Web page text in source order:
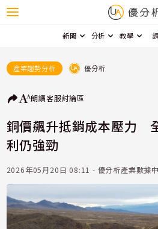
新聞 分析 教學
產業趨勢分析 優分析
朗讀客服討論區
銅價飆升抵銷成本壓力
利仍強勁
2026年05月20日 08:11 - 優分析產業數據